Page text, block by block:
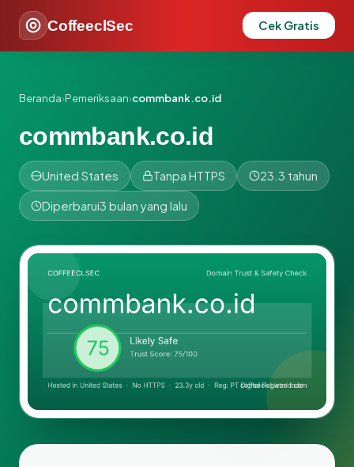
CoffeeclSec Cek Gratis
Beranda›Pemeriksaan›commbank.co.id
commbank.co.id
United States Tanpa HTTPS 23.3 tahun
Diperbarui3 bulan yang lalu